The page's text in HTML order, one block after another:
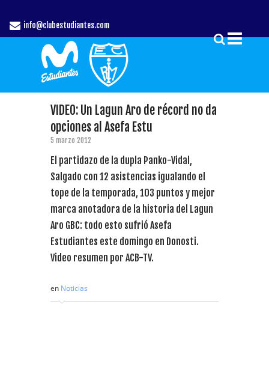
info@clubestudiantes.com
VIDEO: Un Lagun Aro de récord no da
opciones al Asefa Estu
5 marzo 2012
El partidazo de la dupla Panko-Vidal,
Salgado con 12 asistencias igualando el
tope de la temporada, 103 puntos y mejor
marca anotadora de la historia del Lagun
Aro GBC: todo esto sufrió Asefa
Estudiantes este domingo en Donosti.
Video resumen por ACB-TV.
en Noticias